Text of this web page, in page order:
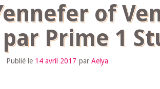
of
Prime 1
Publié le 14 avril 2017 par Aelya